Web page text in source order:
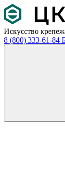
Искусство
8 (800) 333-61-84